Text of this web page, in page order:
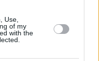
Use,
of my
with the